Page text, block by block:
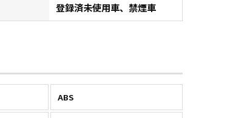
登録済未使用車、禁煙車
ABS